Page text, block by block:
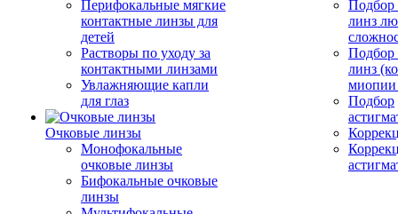
Перифокальные мягкие
контактные линзы для
детей
Растворы по уходу за
контактными линзами
Увлажняющие капли
для глаз
Очковые линзы
Монофокальные
очковые линзы
Бифокальные очковые
линзы
Подбор
линз
Подбор
линз
миопии
Подбор